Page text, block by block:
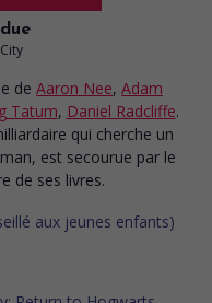
de Aaron Nee, Adam
Tatum, Daniel Radcliffe.
qui cherche un
est secourue par le
de ses livres.